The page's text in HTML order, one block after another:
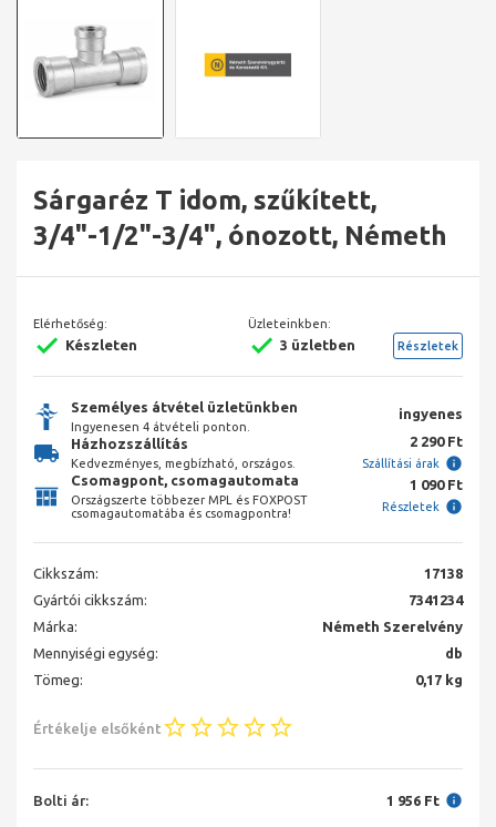
Sárgaréz T idom, szűkített,
3/4"-1/2"-3/4", ónozott, Németh
Elérhetőség:
Készleten
Üzleteinkben:
3 üzletben Részletek
Személyes átvétel üzletünkben
Ingyenesen 4 átvételi ponton.
ingyenes
Házhozszállítás
Kedvezményes, megbízható, országos.
2 290 Ft
Szállítási árak
Csomagpont, csomagautomata
Országszerte többezer MPL és FOXPOST
csomagautomatába és csomagpontra!
1 090 Ft
Részletek
Cikkszám:
17138
Gyártói cikkszám:
7341234
Márka:
Németh Szerelvény
Mennyiségi egység:
db
Tömeg:
0,17 kg
Értékelje elsőként
Bolti ár: 1 956 Ft